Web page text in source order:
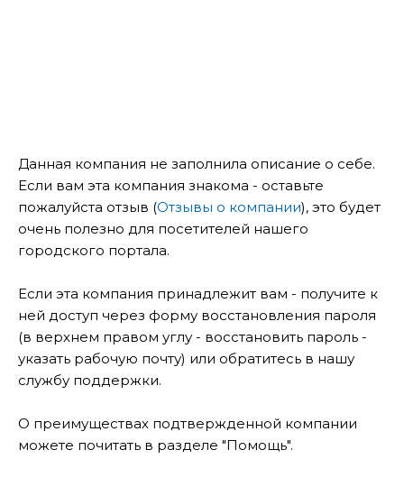
Данная компания не заполнила описание о себе.
Если вам эта компания знакома - оставьте
пожалуйста отзыв (Отзывы о компании), это будет
очень полезно для посетителей нашего
городского портала.
Если эта компания принадлежит вам - получите к
ней доступ через форму восстановления пароля
(в верхнем правом углу - восстановить пароль -
указать рабочую почту) или обратитесь в нашу
службу поддержки.
О преимуществах подтвержденной компании
можете почитать в разделе "Помощь".